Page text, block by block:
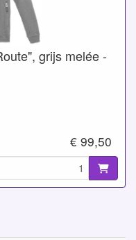
grijs melée -
€ 99,50